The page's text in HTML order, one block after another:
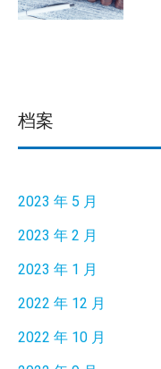
档案
2023 年 5 月
2023 年 2 月
2023 年 1 月
2022 年 12 月
2022 年 10 月